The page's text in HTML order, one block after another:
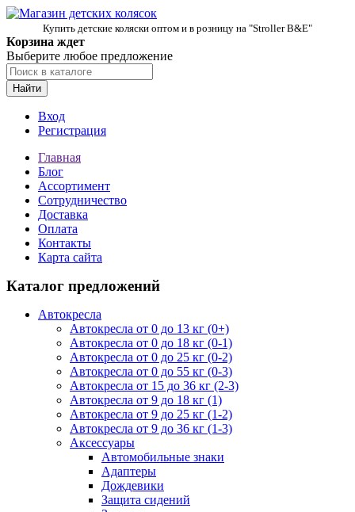
Купить детские коляски оптом и в розницу на "Stroller B&E"
Корзина ждет
Выберите любое предложение
Найти
Вход
Регистрация
Главная
Блог
Ассортимент
Сотрудничество
Доставка
Оплата
Контакты
Карта сайта
Каталог предложений
Автокресла
Автокресла от 0 до 13 кг (0+)
Автокресла от 0 до 18 кг (0-1)
Автокресла от 0 до 25 кг (0-2)
Автокресла от 0 до 55 кг (0-3)
Автокресла от 15 до 36 кг (2-3)
Автокресла от 9 до 18 кг (1)
Автокресла от 9 до 25 кг (1-2)
Автокресла от 9 до 36 кг (1-3)
Аксессуары
Автомобильные знаки
Адаптеры
Дождевики
Защита сидений